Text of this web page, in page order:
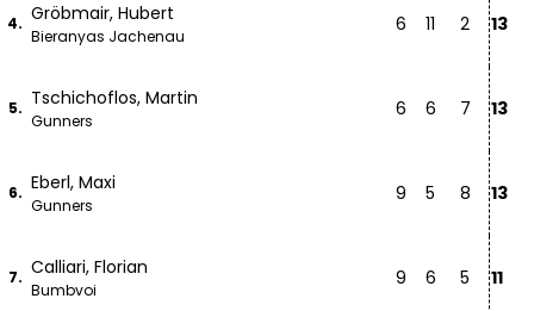
4. Gröbmair, Hubert
Bieranyas Jachenau
6 11 2 13
5. Tschichoflos, Martin
Gunners
6 6 7 13
6. Eberl, Maxi
Gunners
9 5 8 13
7. Calliari, Florian
Bumbvoi
9 6 5 11